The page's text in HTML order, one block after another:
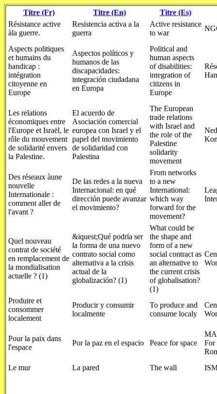
Titre (Fr) Titre (En)
Titre (Es)
Résistance active
àla guerre.
Resistencia activa a la
guerra
Active resistance
to war
Aspects politiques
et humains du
handicap :
intégration
citoyenne en
Europe
Aspectos políticos y
humanos de las
discapacidades:
integración ciudadana
en Europa
Political and
human aspects
of disabilities:
integration of
citizens in
Europe
Les relations
économiques entre
l'Europe et Israël, le
rôle du mouvement
de solidarité envers
la Palestine.
El acuerdo de
Asociación comercial
europea con Israel y el
papel del movimiento
de solidaridad con
Palestina
The European
trade relations
with Israel and
the role of the
Palestine
solidarity
movement
Des réseaux àune
nouvelle
Internationale :
comment aller de
l'avant ?
De las redes a la nueva
Internacional: en qué
dirección puede avanzar
el movimiento?
From networks
to a new
International:
which way
forward for the
movement?
Quel nouveau
contrat de société
en remplacement de
la mondialisation
actuelle ? (1)
&iquest;Qué podría ser
la forma de una nuevo
contrato social como
alternativa a la crisis
actual de la
globalización? (1)
What could be
the shape and
form of a new
social contract as
an alternative to
the current crisis
of globalisation?
(1)
Produire et
consommer
localement
Producir y consumir
localmente
To produce and
consume localy
Pour la paix dans
l'espace
Por la paz en el espacio Peace for space
For
Le mur
La pared The wall